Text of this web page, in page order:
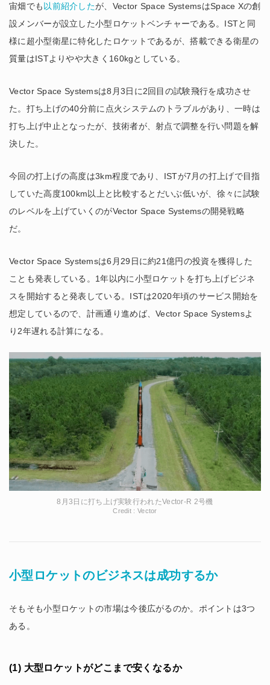
宙畑でも 以前紹介したが、Vector Space SystemsはSpace Xの創
設メンバーが設立した小型ロケットベンチャーである。ISTと同
様に超小型衛星に特化したロケットであるが、搭載できる衛星の
質量はISTよりやや大きく160kgとしている。
Vector Space Systemsは8月3日に2回目の試験飛行を成功させ
た。打ち上げの40分前に点火システムのトラブルがあり、一時は
打ち上げ中止となったが、技術者が、射点で調整を行い問題を解
決した。
今回の打上げの高度は3km程度であり、ISTが7月の打上げで目指
していた高度100km以上と比較するとだいぶ低いが、徐々に試験
のレベルを上げていくのがVector Space Systemsの開発戦略
だ。
Vector Space Systemsは6月29日に約21億円の投資を獲得した
ことも発表している。1年以内に小型ロケットを打ち上げビジネ
スを開始すると発表している。ISTは2020年頃のサービス開始を
想定しているので、計画通り進めば、Vector Space Systemsよ
り2年遅れる計算になる。
8月3日に打ち上げ実験行われたVector-R 2号機
Credit : Vector
小型ロケットのビジネスは成功するか
そもそも小型ロケットの市場は今後広がるのか。ポイントは3つ
ある。
(1) 大型ロケットがどこまで安くなるか